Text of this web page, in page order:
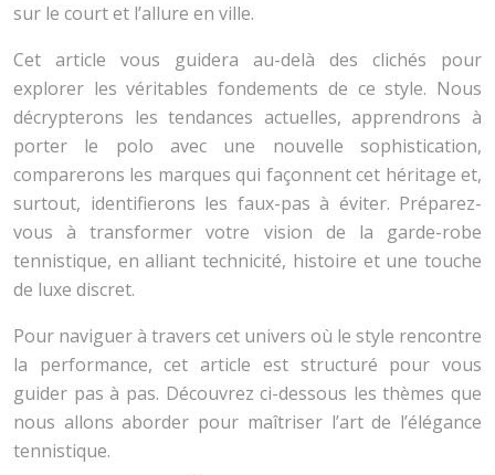
sur le court et l’allure en ville.
Cet article vous guidera au-delà des clichés pour
explorer les véritables fondements de ce style. Nous
décrypterons les tendances actuelles, apprendrons à
porter le polo avec une nouvelle sophistication,
comparerons les marques qui façonnent cet héritage et,
surtout, identifierons les faux-pas à éviter. Préparez-
vous à transformer votre vision de la garde-robe
tennistique, en alliant technicité, histoire et une touche
de luxe discret.
Pour naviguer à travers cet univers où le style rencontre
la performance, cet article est structuré pour vous
guider pas à pas. Découvrez ci-dessous les thèmes que
nous allons aborder pour maîtriser l’art de l’élégance
tennistique.